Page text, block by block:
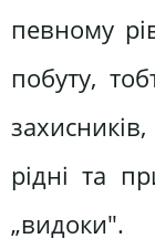
певному
побуту,
рідні та
„видоки".